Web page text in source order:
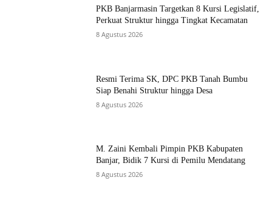
PKB Banjarmasin Targetkan 8 Kursi Legislatif,
Perkuat Struktur hingga Tingkat Kecamatan
8 Agustus 2026
Resmi Terima SK, DPC PKB Tanah Bumbu
Siap Benahi Struktur hingga Desa
8 Agustus 2026
M. Zaini Kembali Pimpin PKB Kabupaten
Banjar, Bidik 7 Kursi di Pemilu Mendatang
8 Agustus 2026